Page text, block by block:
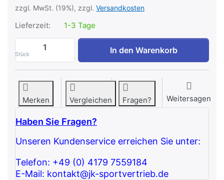
zzgl. MwSt. (19%), zzgl. Versandkosten
Lieferzeit: 1-3 Tage
Stück
Body-Solid Curlpult-Aufsatz GPCA-1 zu
In den Warenkorb
Merken Vergleichen Fragen? Weitersagen
Haben Sie Fragen?
Unseren Kundenservice erreichen Sie unter:
Telefon: +49 (0) 4179 7559184
E-Mail: kontakt@jk-sportvertrieb.de